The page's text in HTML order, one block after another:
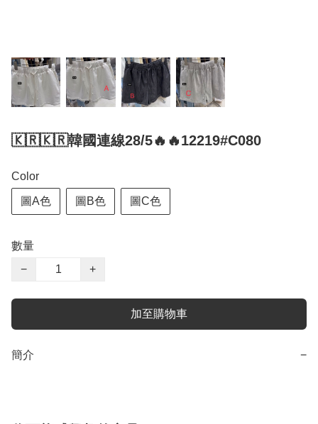
🇰🇷🇰🇷韓國連線28/5🔥🔥12219#C080
Color
圖A色 圖B色 圖C色
數量
−
+
加至購物車
簡介 −